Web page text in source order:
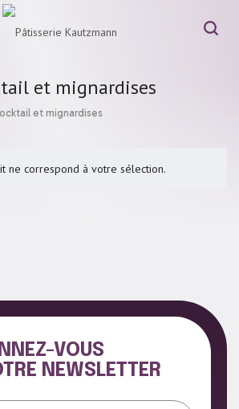
et mignardises
et mignardises
ne correspond à votre sélection.
VOUS
NEWSLETTER